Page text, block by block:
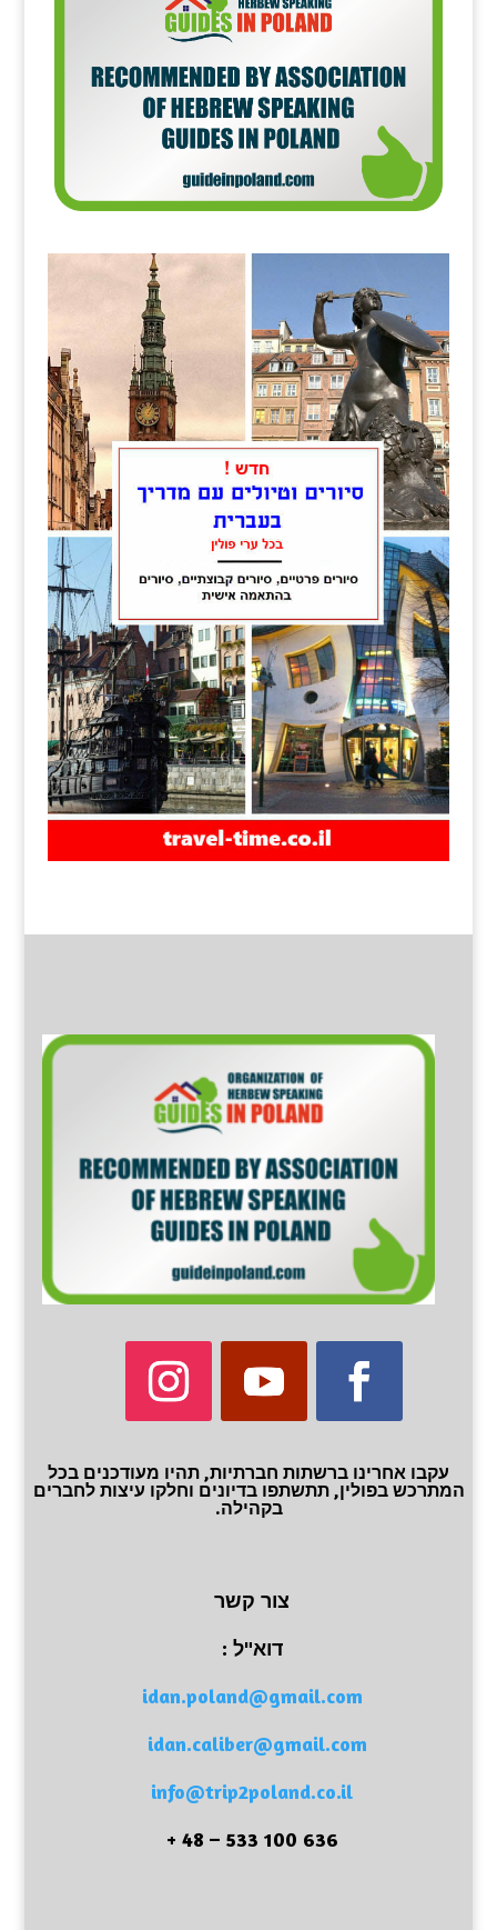
עקבו אחרינו ברשתות חברתיות, תהיו מעודכנים בכל
המתרכש בפולין, תתשתפו בדיונים וחלקו עיצות לחברים
בקהילה.
צור קשר
דוא"ל :
idan.poland@gmail.com
idan.caliber@gmail.com
info@trip2poland.co.il
636 100 533 – 48 +